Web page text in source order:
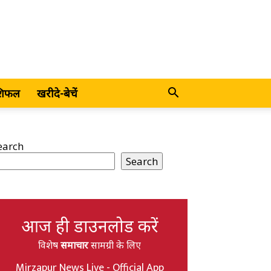
खरीदे-बेचें
Search
आज ही डाउनलोड करें
विशेषसमाचारसामग्री के लिए